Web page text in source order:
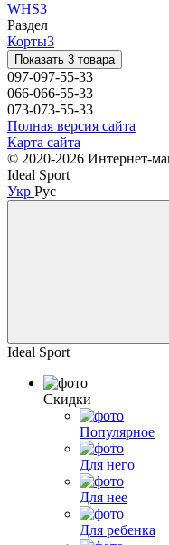
WHS3
Раздел
Корты3
Показать 3 товара
097-097-55-33
066-066-55-33
073-073-55-33
Полная версия сайта
Карта сайта
© 2020-2026 Интернет-
Ideal Sport
Укр Рус
Ideal Sport
Скидки
Популярное
Для него
Для нее
Для ребенка